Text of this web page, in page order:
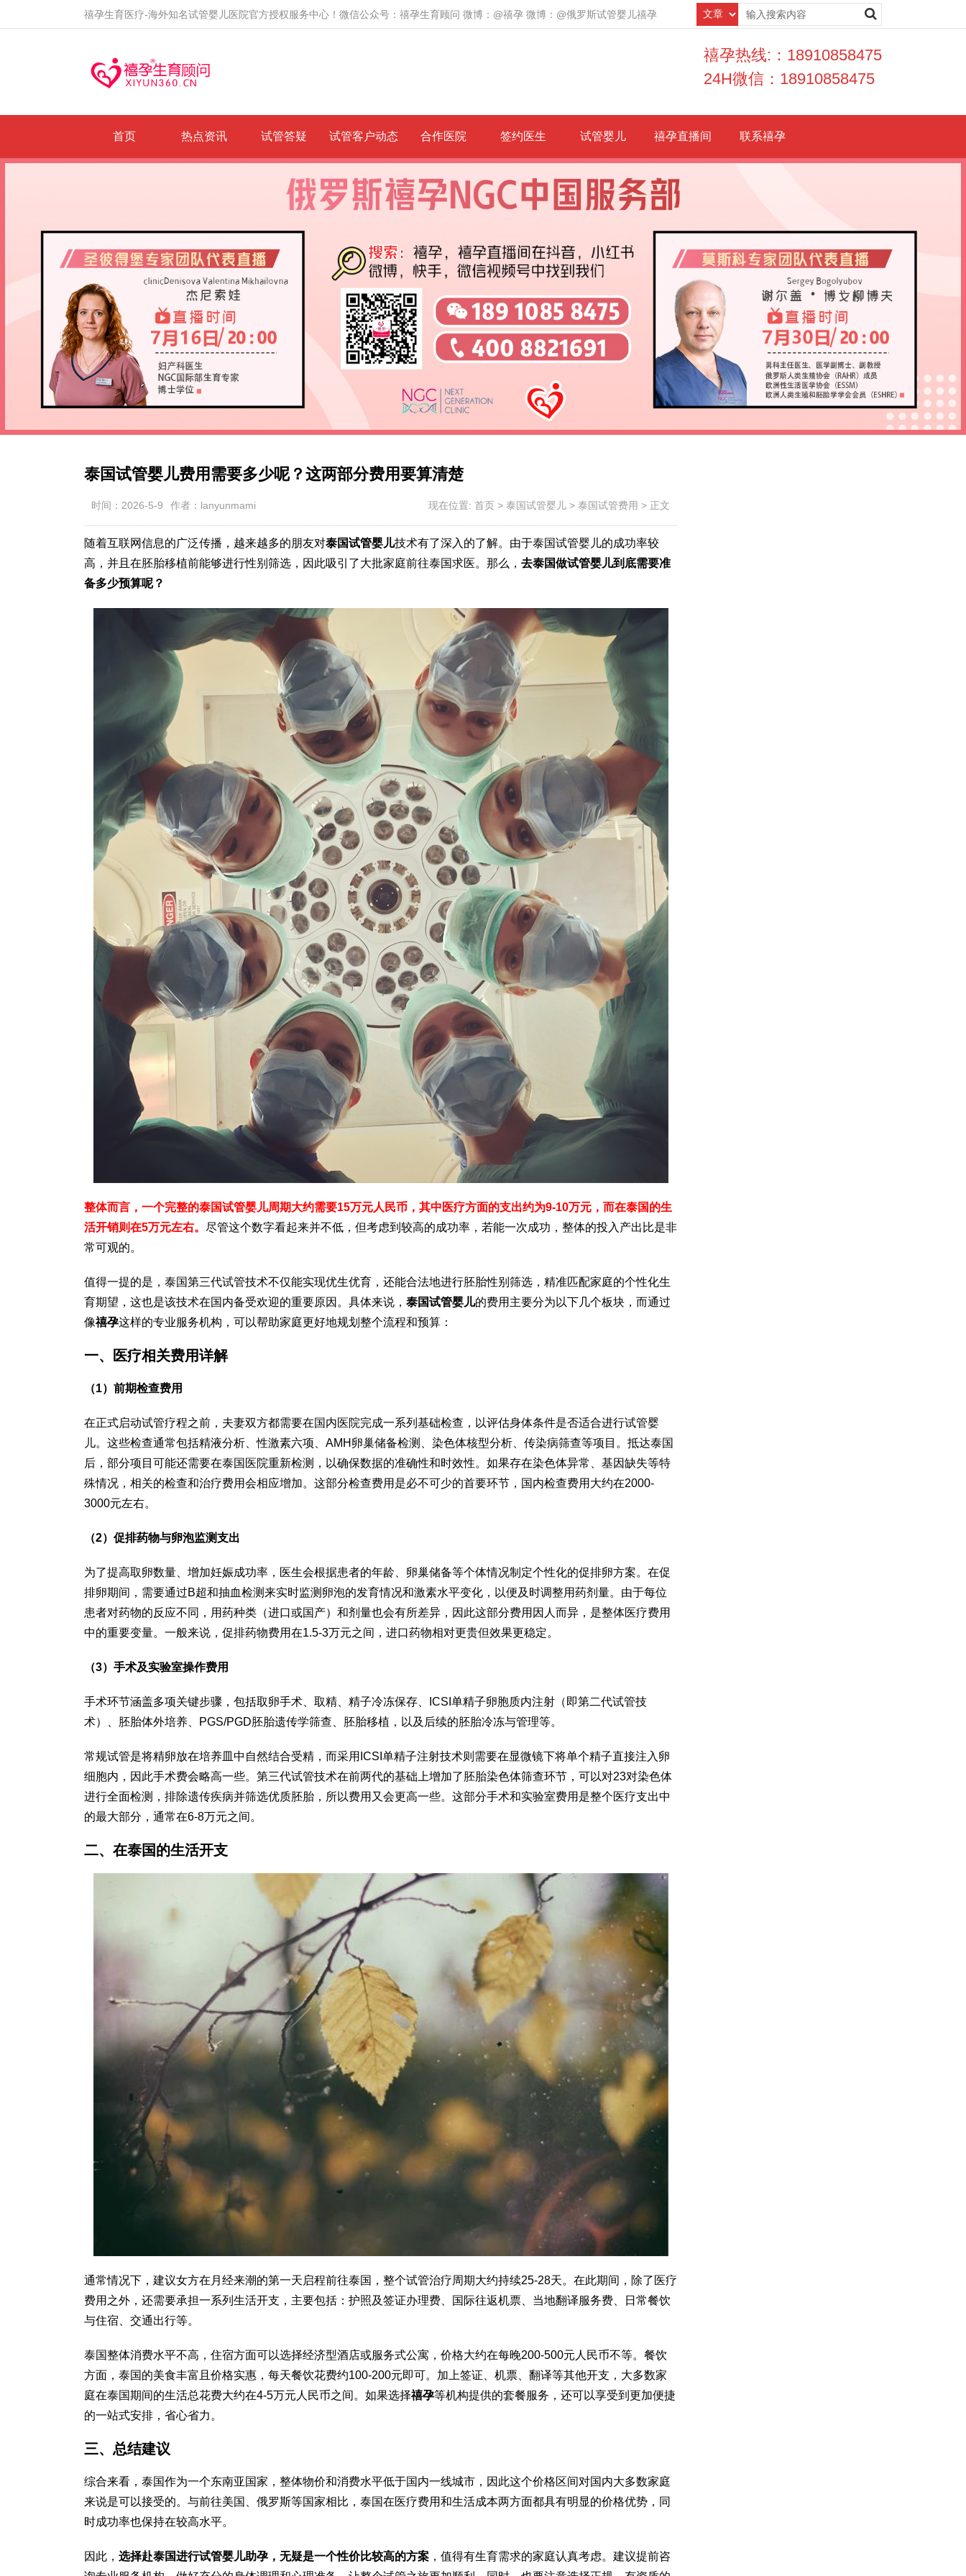
禧孕生育医疗-海外知名试管婴儿医院官方授权服务中心！微信公众号：禧孕生育顾问 微博：@禧孕 微博：@俄罗斯试管婴儿禧孕
禧孕热线:：18910858475
24H微信：18910858475
首页 热点资讯 试管答疑 试管客户动态 合作医院 签约医生 试管婴儿 禧孕直播间 联系禧孕
泰国试管婴儿费用需要多少呢？这两部分费用要算清楚
时间：2026-5-9 作者：lanyunmami 现在位置: 首页 > 泰国试管婴儿 > 泰国试管费用 > 正文
随着互联网信息的广泛传播，越来越多的朋友对泰国试管婴儿技术有了深入的了解。由于泰国试管婴儿的成功率较
高，并且在胚胎移植前能够进行性别筛选，因此吸引了大批家庭前往泰国求医。那么， 去泰国做试管婴儿到底需要准
备多少预算呢？
整体而言，一个完整的泰国试管婴儿周期大约需要15万元人民币，其中医疗方面的支出约为9-10万元，而在泰国的生
活开销则在5万元左右。 尽管这个数字看起来并不低，但考虑到较高的成功率，若能一次成功，整体的投入产出比是非
常可观的。
值得一提的是，泰国第三代试管技术不仅能实现优生优育，还能合法地进行胚胎性别筛选，精准匹配家庭的个性化生
育期望，这也是该技术在国内备受欢迎的重要原因。具体来说， 泰国试管婴儿的费用主要分为以下几个板块，而通过
像禧孕这样的专业服务机构，可以帮助家庭更好地规划整个流程和预算：
一、医疗相关费用详解
（1）前期检查费用
在正式启动试管疗程之前，夫妻双方都需要在国内医院完成一系列基础检查，以评估身体条件是否适合进行试管婴
儿。这些检查通常包括精液分析、性激素六项、AMH卵巢储备检测、染色体核型分析、传染病筛查等项目。抵达泰国
后，部分项目可能还需要在泰国医院重新检测，以确保数据的准确性和时效性。如果存在染色体异常、基因缺失等特
殊情况，相关的检查和治疗费用会相应增加。这部分检查费用是必不可少的首要环节，国内检查费用大约在2000-
3000元左右。
（2）促排药物与卵泡监测支出
为了提高取卵数量、增加妊娠成功率，医生会根据患者的年龄、卵巢储备等个体情况制定个性化的促排卵方案。在促
排卵期间，需要通过B超和抽血检测来实时监测卵泡的发育情况和激素水平变化，以便及时调整用药剂量。由于每位
患者对药物的反应不同，用药种类（进口或国产）和剂量也会有所差异，因此这部分费用因人而异，是整体医疗费用
中的重要变量。一般来说，促排药物费用在1.5-3万元之间，进口药物相对更贵但效果更稳定。
（3）手术及实验室操作费用
手术环节涵盖多项关键步骤，包括取卵手术、取精、精子冷冻保存、ICSI单精子卵胞质内注射（即第二代试管技
术）、胚胎体外培养、PGS/PGD胚胎遗传学筛查、胚胎移植，以及后续的胚胎冷冻与管理等。
常规试管是将精卵放在培养皿中自然结合受精，而采用ICSI单精子注射技术则需要在显微镜下将单个精子直接注入卵
细胞内，因此手术费会略高一些。第三代试管技术在前两代的基础上增加了胚胎染色体筛查环节，可以对23对染色体
进行全面检测，排除遗传疾病并筛选优质胚胎，所以费用又会更高一些。这部分手术和实验室费用是整个医疗支出中
的最大部分，通常在6-8万元之间。
二、在泰国的生活开支
通常情况下，建议女方在月经来潮的第一天启程前往泰国，整个试管治疗周期大约持续25-28天。在此期间，除了医疗
费用之外，还需要承担一系列生活开支，主要包括：护照及签证办理费、国际往返机票、当地翻译服务费、日常餐饮
与住宿、交通出行等。
泰国整体消费水平不高，住宿方面可以选择经济型酒店或服务式公寓，价格大约在每晚200-500元人民币不等。餐饮
方面，泰国的美食丰富且价格实惠，每天餐饮花费约100-200元即可。加上签证、机票、翻译等其他开支，大多数家
庭在泰国期间的生活总花费大约在4-5万元人民币之间。如果选择禧孕等机构提供的套餐服务，还可以享受到更加便捷
的一站式安排，省心省力。
三、总结建议
综合来看，泰国作为一个东南亚国家，整体物价和消费水平低于国内一线城市，因此这个价格区间对国内大多数家庭
来说是可以接受的。与前往美国、俄罗斯等国家相比，泰国在医疗费用和生活成本两方面都具有明显的价格优势，同
时成功率也保持在较高水平。
因此， 选择赴泰国进行试管婴儿助孕，无疑是一个性价比较高的方案 ，值得有生育需求的家庭认真考虑。建议提前咨